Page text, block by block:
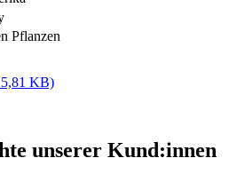
Pflanzen
KB)
unserer Kund:innen